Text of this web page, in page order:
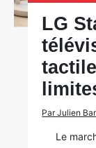
LG
Par Julien
Le